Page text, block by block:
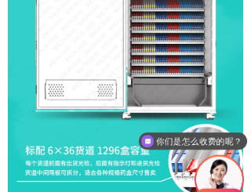
你们是怎么收费的呢？